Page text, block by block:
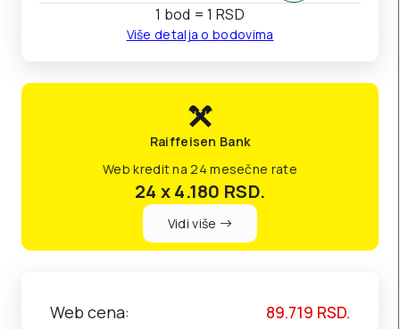
1 bod = 1 RSD
Više detalja o bodovima
Raiffeisen Bank
Web kredit na 24 mesečne rate
24 x 4.180 RSD.
Vidi više
Web cena: 89.719 RSD.